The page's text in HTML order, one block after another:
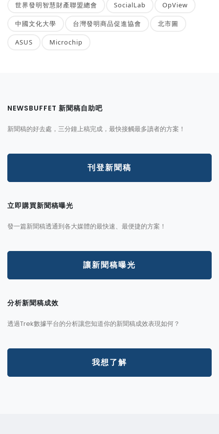
世界發明智慧財產聯盟總會 SocialLab OpView
中國文化大學 台灣發明商品促進協會 北市圖
ASUS Microchip
NEWSBUFFET 新聞稿自助吧
新聞稿的好去處，三分鐘上稿完成，最快接觸最多讀者的方案！
刊登新聞稿
立即購買新聞稿曝光
發一篇新聞稿透通到各大媒體的最快速、最便捷的方案！
讓新聞稿曝光
分析新聞稿成效
透過Trek數據平台的分析讓您知道你的新聞稿成效表現如何？
我想了解